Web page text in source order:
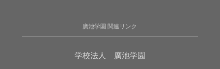
廣池学園 関連リンク
学校法人 廣池学園